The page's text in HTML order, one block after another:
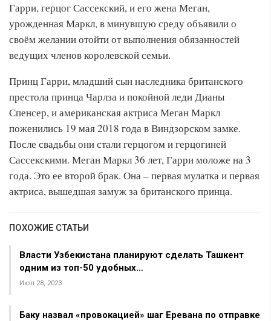
Гарри, герцог Сассекский, и его жена Меган,
урожденная Маркл, в минувшую среду объявили о
своём желании отойти от выполнения обязанностей
ведущих членов королевской семьи.
Принц Гарри, младший сын наследника британского
престола принца Чарлза и покойной леди Дианы
Спенсер, и американская актриса Меган Маркл
поженились 19 мая 2018 года в Виндзорском замке.
После свадьбы они стали герцогом и герцогиней
Сассекскими. Меган Маркл 36 лет, Гарри моложе на 3
года. Это ее второй брак. Она – первая мулатка и первая
актриса, вышедшая замуж за британского принца.
ПОХОЖИЕ СТАТЬИ
Власти Узбекистана планируют сделать Ташкент
одним из топ-50 удобных…
Июл 28, 2023
Баку назвал «провокацией» шаг Еревана по отправке